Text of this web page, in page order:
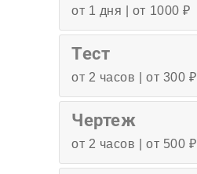
от 1 дня | от 1000 ₽
Тест
от 2 часов | от 300 ₽
Чертеж
от 2 часов | от 500 ₽